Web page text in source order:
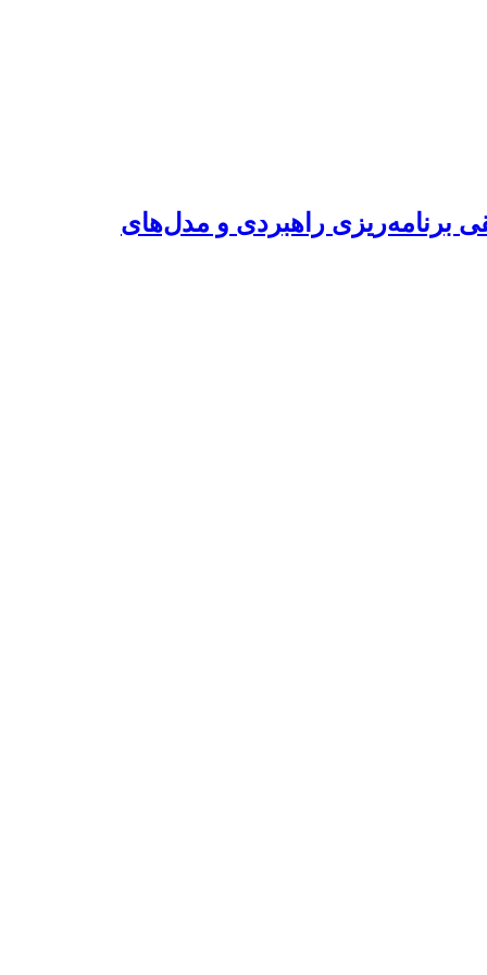
برنامه‌ریزی راهبردی و مدل‌های